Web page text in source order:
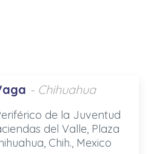
- Chihuahua
de la Juventud
del Valle, Plaza
Chih., Mexico